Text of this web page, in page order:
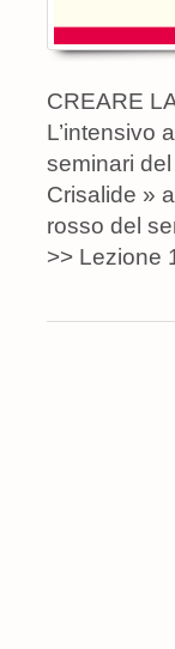
CREARE
L’intensivo
seminari
Crisalide »
rosso del
>> Lezione